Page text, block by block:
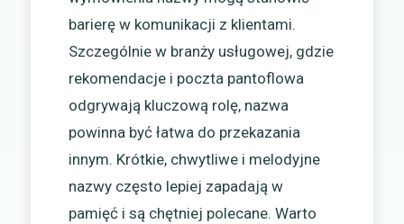
barierę w komunikacji z klientami.
Szczególnie w branży usługowej, gdzie
rekomendacje i poczta pantoflowa
odgrywają kluczową rolę, nazwa
powinna być łatwa do przekazania
innym. Krótkie, chwytliwe i melodyjne
nazwy często lepiej zapadają w
pamięć i są chętniej polecane. Warto